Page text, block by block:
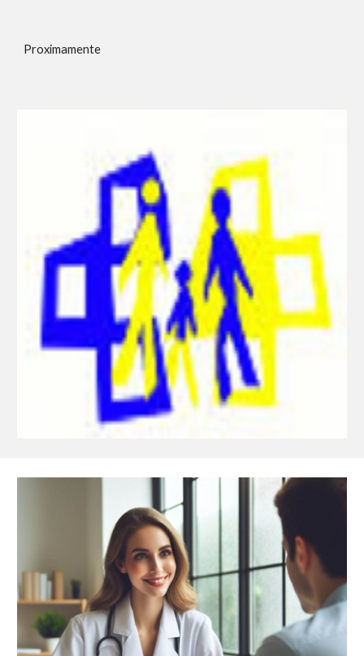
Proximamente